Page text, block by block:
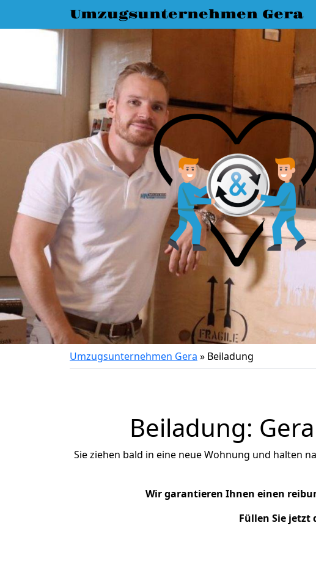
Umzugsunternehmen Gera
Umzugsunternehmen Gera » Beiladung
Beiladung:
Sie ziehen bald in eine neue Wohnung und halten
Wir garantieren Ihnen einen
Füllen Sie jetzt